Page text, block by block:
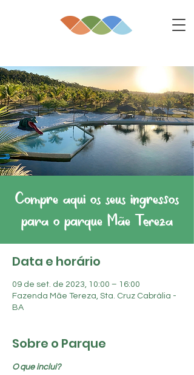
Compre aqui os seus ingressos
para o parque Mãe Tereza
Data e horário
09 de set. de 2023, 10:00 – 16:00
Fazenda Mãe Tereza, Sta. Cruz Cabrália -
BA
Sobre o Parque
O que inclui?